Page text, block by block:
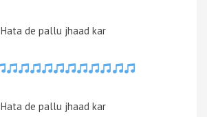
Hata de pallu jhaad kar
Hata de pallu jhaad kar